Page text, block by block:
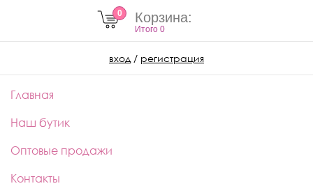
0 Корзина:
Итого 0
вход / регистрация
Главная
Наш бутик
Оптовые продажи
Контакты